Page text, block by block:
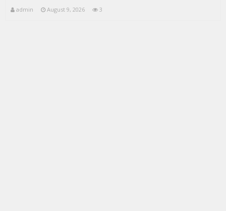
admin August 9, 2026 3